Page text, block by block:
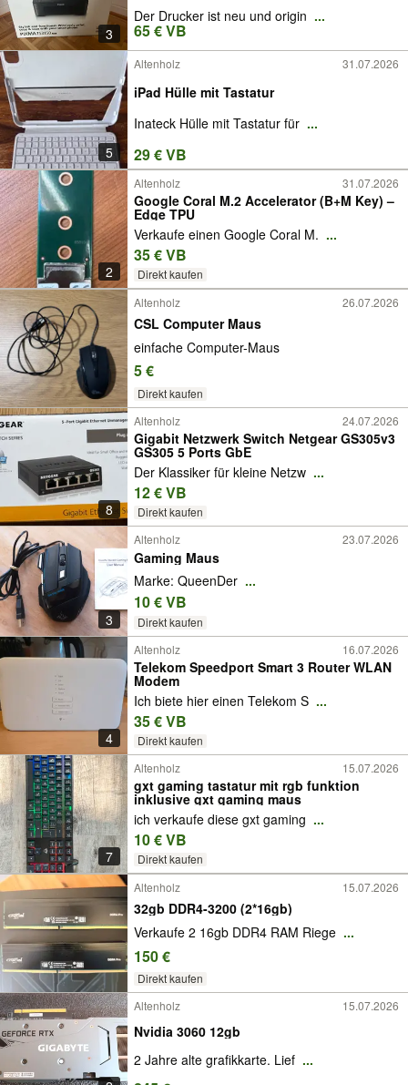
3
Der Drucker ist neu und origin ...
65 € VB
5
Altenholz 31.07.2026
iPad Hülle mit Tastatur
Inateck Hülle mit Tastatur für ...
29 € VB
2
Altenholz 31.07.2026
Google Coral M.2 Accelerator (B+M Key) –
Edge TPU
Verkaufe einen Google Coral M. ...
35 € VB
Direkt kaufen
Altenholz
26.07.2026
CSL Computer Maus
einfache Computer-Maus
5 €
Direkt kaufen
8
Altenholz 24.07.2026
Gigabit Netzwerk Switch Netgear GS305v3
GS305 5 Ports GbE
Der Klassiker für kleine Netzw ...
12 € VB
Direkt kaufen
3
Altenholz 23.07.2026
Gaming Maus
Marke: QueenDer ...
10 € VB
Direkt kaufen
4
Altenholz 16.07.2026
Telekom Speedport Smart 3 Router WLAN
Modem
Ich biete hier einen Telekom S ...
35 € VB
Direkt kaufen
7
Altenholz 15.07.2026
gxt gaming tastatur mit rgb funktion
inklusive gxt gaming maus
ich verkaufe diese gxt gaming ...
10 € VB
Direkt kaufen
Altenholz
15.07.2026
32gb DDR4-3200 (2*16gb)
Verkaufe 2 16gb DDR4 RAM Riege ...
150 €
Direkt kaufen
Altenholz 15.07.2026
Nvidia 3060 12gb
2 Jahre alte grafikkarte. Lief ...